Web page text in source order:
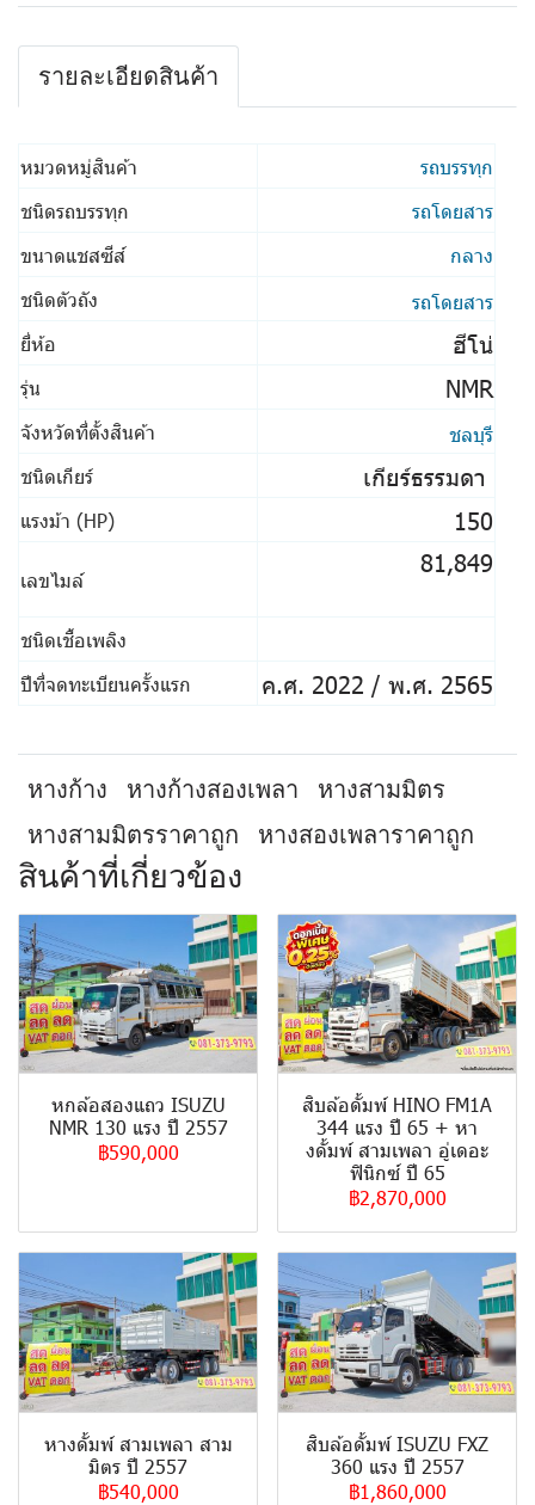
รายละเอียดสินค้า
หมวดหมู่สินค้า
รถบรรทุก
ชนิดรถบรรทุก
รถโดยสาร
ขนาดแชสซีส์
กลาง
ชนิดตัวถัง
รถโดยสาร
ยี่ห้อ
ฮีโน่
รุ่น NMR
จังหวัดที่ตั้งสินค้า
ชลบุรี
ชนิดเกียร์
เกียร์ธรรมดา
แรงม้า (HP) 150
เลขไมล์
81,849
ชนิดเชื้อเพลิง
ปีที่จดทะเบียนครั้งแรก
ค.ศ. 2022 / พ.ศ. 2565
หางก้าง หางก้างสองเพลา
หางสามมิตร
หางสามมิตรราคาถูก
หางสองเพลาราคาถูก
สินค้าที่เกี่ยวข้อง
หกล้อสองแถว ISUZU
NMR 130 แรง ปี 2557
฿590,000
สิบล้อดั้มพ์ HINO FM1A
344 แรง ปี 65 + หา
งดั้มพ์ สามเพลา อู่เดอะ
ฟินิกซ์ ปี 65
฿2,870,000
หางดั้มพ์ สามเพลา สาม
มิตร ปี 2557
฿540,000
สิบล้อดั้มพ์ ISUZU FXZ
360 แรง ปี 2557
฿1,860,000